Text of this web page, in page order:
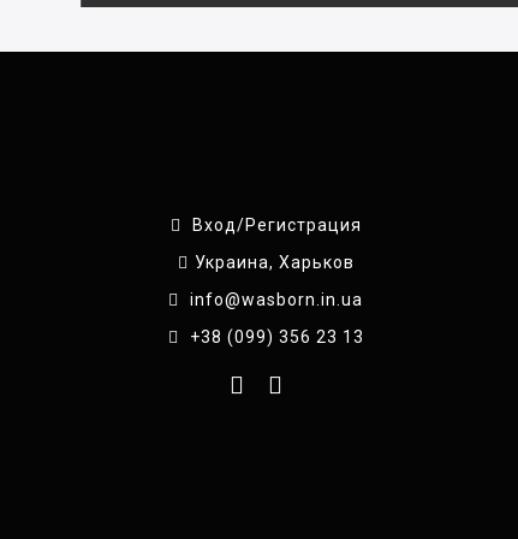
Вход/Регистрация
Украина, Харьков
info@wasborn.in.ua
+38 (099) 356 23 13